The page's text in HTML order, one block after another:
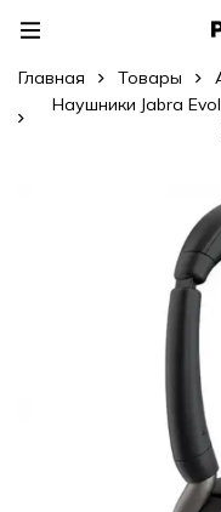
Главная Товары
Наушники Jabra